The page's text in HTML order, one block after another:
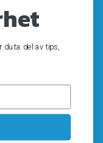
du ta del av tips,